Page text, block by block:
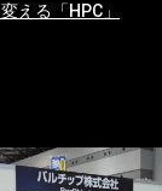
える「HPC」